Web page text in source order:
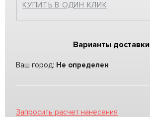
КУПИТЬ В ОДИН КЛИК
Варианты доставки
Ваш город: Не определен
Запросить расчет нанесения